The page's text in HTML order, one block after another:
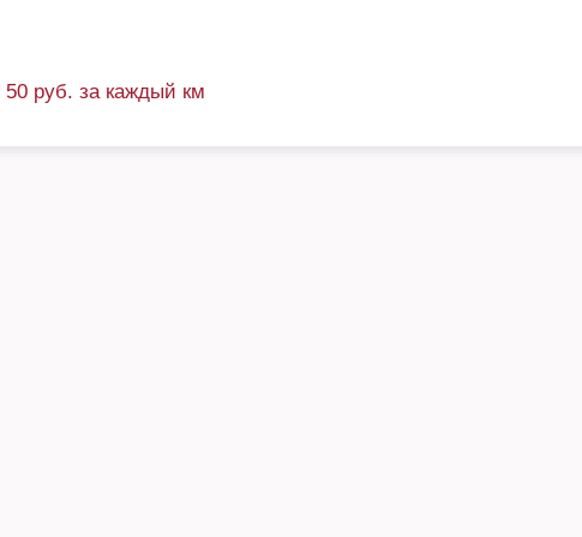
50 руб. за каждый км